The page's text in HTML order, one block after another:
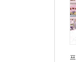
부록